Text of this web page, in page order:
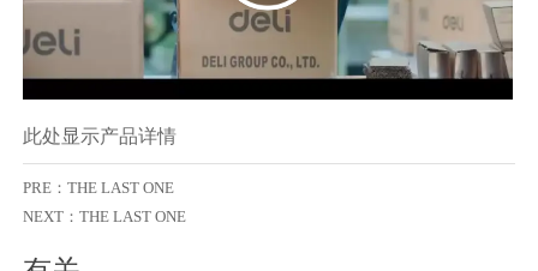
此处显示产品详情
PRE：THE LAST ONE
NEXT：THE LAST ONE